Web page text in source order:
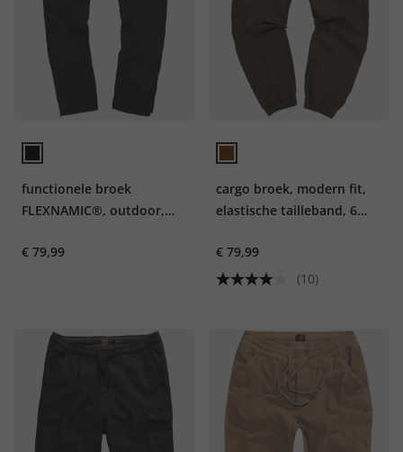
functionele broek
FLEXNAMIC®, outdoor,
€ 79,99
cargo broek, modern fit,
elastische tailleband, 6
€ 79,99
(10)